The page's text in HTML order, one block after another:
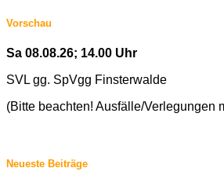
Vorschau
Sa 08.08.26; 14.00 Uhr
SVL gg. SpVgg Finsterwalde
(Bitte beachten! Ausfälle/Verlegungen
Neueste Beiträge